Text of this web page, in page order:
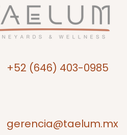
+52 (646) 403-0985
gerencia@taelum.mx